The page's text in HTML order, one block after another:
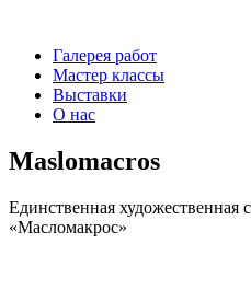
Галерея работ
Мастер классы
Выставки
О нас
Maslomacros
Единственная художественная
«Масломакрос»